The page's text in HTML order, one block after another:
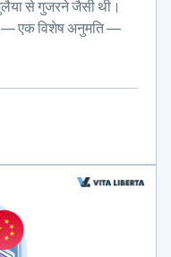
से गुजरने जैसी थी।
— एक विशेष अनुमति —